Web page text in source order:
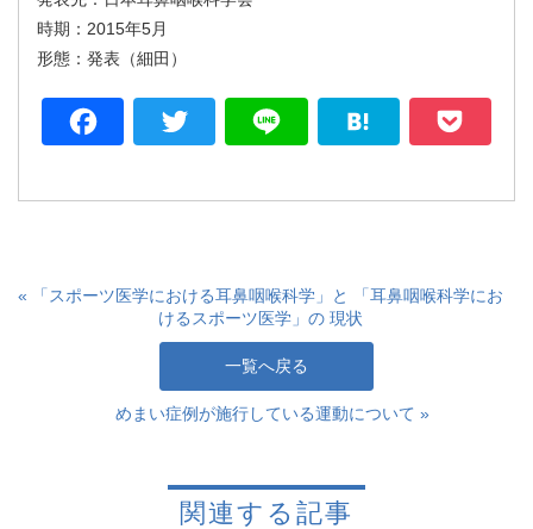
時期：2015年5月
形態：発表（細田）
Facebook
Twitter Line Hatena
« 「スポーツ医学における耳鼻咽喉科学」と 「耳鼻咽喉科学にお
けるスポーツ医学」の 現状
一覧へ戻る
めまい症例が施行している運動について »
関連する記事